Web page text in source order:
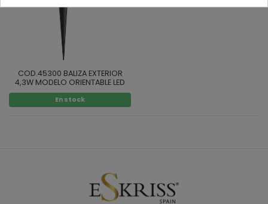
COD.45300 BALIZA EXTERIOR
4,3W MODELO ORIENTABLE LED
En stock